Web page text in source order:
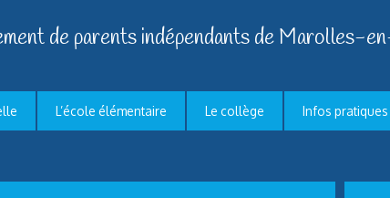
de parents indépendants de Marolles-
L’école élémentaire Le collège Infos pratiques